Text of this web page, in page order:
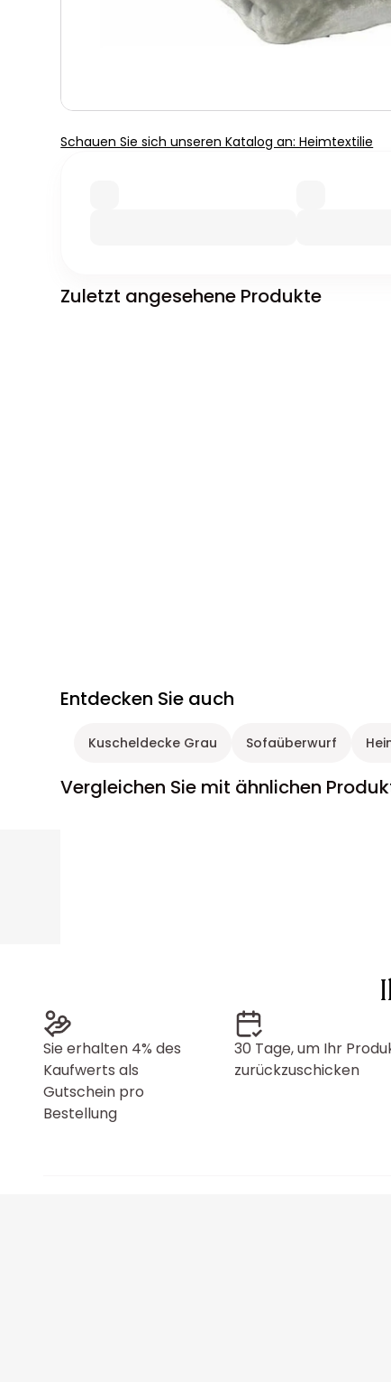
Schauen Sie sich unseren Katalog an: Heimtextilie
Zuletzt angesehene Produkte
Entdecken Sie auch
Kuscheldecke Grau Sofaüberwurf
Vergleichen Sie mit ähnlichen
Sie erhalten 4% des
Kaufwerts als
Gutschein pro
Bestellung
30 Tage, um Ihr
zurückzuschicken